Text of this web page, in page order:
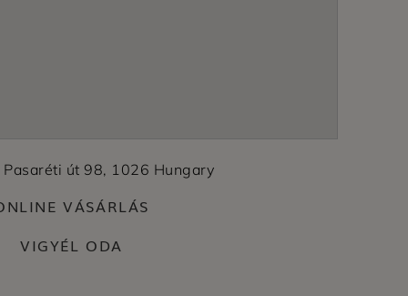
Pasaréti út 98, 1026 Hungary
VÁSÁRLÁS
VIGYÉL ODA